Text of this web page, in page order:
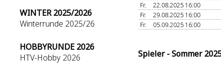
WINTER 2025/2026
Winterrunde 2025/26
HOBBYRUNDE 2026
HTV-Hobby 2026
Fr.
22.08.2025 16:00
Fr.
29.08.2025 16:00
Fr.
05.09.2025 16:00
Spieler - Sommer